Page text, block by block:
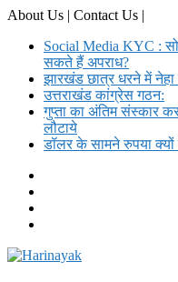
About Us | Contact Us |
Social Media KYC :
सकते हैं अपराध?
झारखंड छात्र धरने में नेहा
उत्तराखंड कांग्रेस गठन:
गुप्ता का अंतिम संस्कार
लौटाये
डॉलर के सामने रुपया क्यों